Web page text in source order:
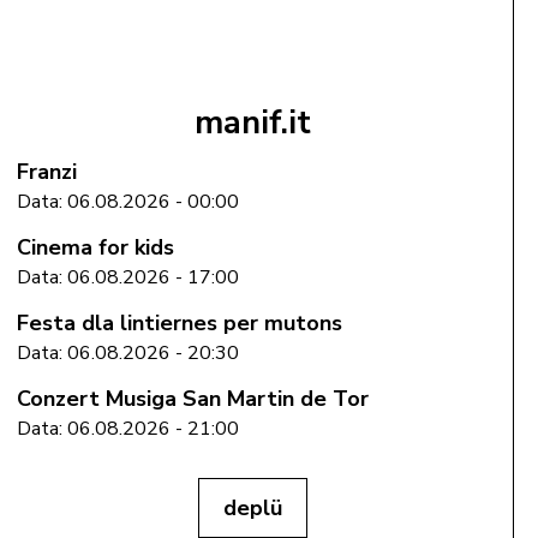
manif.it
Franzi
Data: 06.08.2026 - 00:00
Cinema for kids
Data: 06.08.2026 - 17:00
Festa dla lintiernes per mutons
Data: 06.08.2026 - 20:30
Conzert Musiga San Martin de Tor
Data: 06.08.2026 - 21:00
deplü